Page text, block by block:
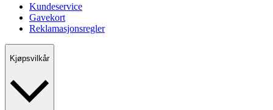
Kundeservice
Gavekort
Reklamasjonsregler
Kjøpsvilkår